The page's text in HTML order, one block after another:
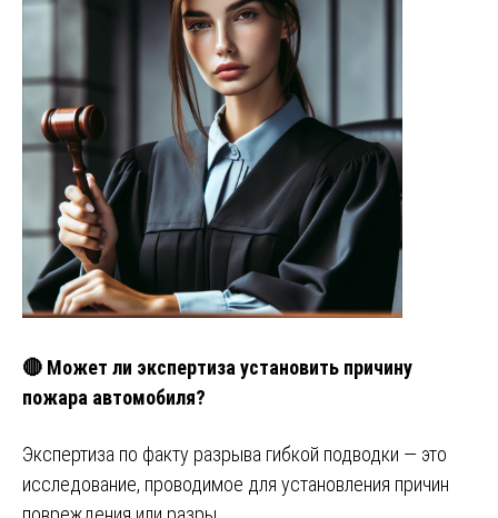
🔴 Может ли экспертиза установить причину
пожара автомобиля?
Экспертиза по факту разрыва гибкой подводки — это
исследование, проводимое для установления причин